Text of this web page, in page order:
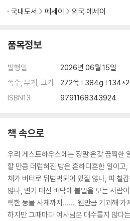
국내도서 에세이 외국 에세이
품목정보
발행일
2026년 06월 15일
쪽수, 무게, 크기
272쪽 | 384g |
ISBN13
9791168343924
책 속으로
우리 게스트하우스에는 정말 온갖 끔찍한
할 만큼 더럽혀진 방은 흔하디흔한 일이고
체가 버터로 뒤범벅되어 있질 않나, 피 칠
않나, 변기 대신 바닥에 볼일을 보는 사람
찍한 동물 사체까지……. 웬만큼 기괴해 가
하지만 그때마다 여사님은 대수롭지 않다